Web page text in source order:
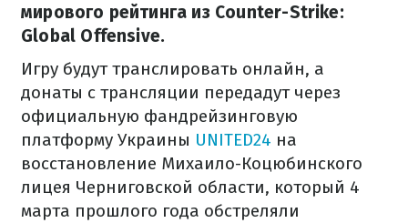
мирового рейтинга из Counter-Strike:
Global Offensive.
Игру будут транслировать онлайн, а
донаты c трансляции передадут через
официальную фандрейзинговую
платформу Украины UNITED24 на
восстановление Михаило-Коцюбинского
лицея Черниговской области, который 4
марта прошлого года обстреляли